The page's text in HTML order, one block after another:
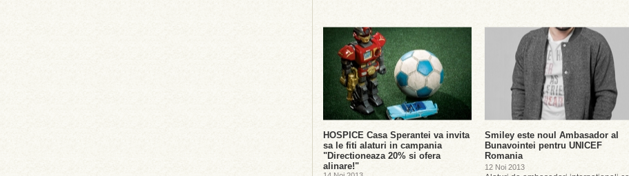
HOSPICE Casa Sperantei va invita
sa le fiti alaturi in campania
"Directioneaza 20% si ofera
alinare!"
Smiley este noul Ambasador al
Bunavointei pentru UNICEF
Romania
12 Noi 2013